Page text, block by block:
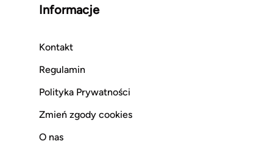
Informacje
Kontakt
Regulamin
Polityka Prywatności
Zmień zgody cookies
O nas